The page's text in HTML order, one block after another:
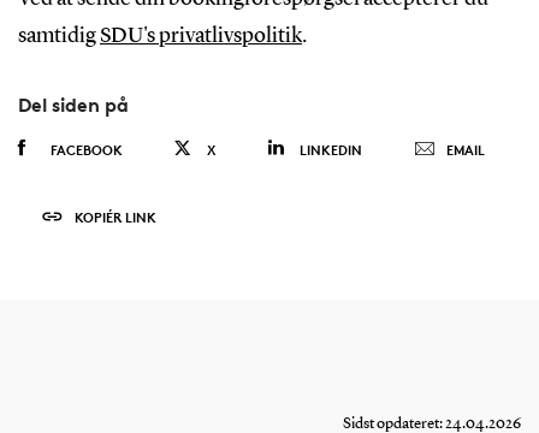
samtidigSDU's privatlivspolitik.
Del siden på
FACEBOOK X LINKEDIN EMAIL
KOPIÉR LINK
Sidst opdateret: 24.04.2026